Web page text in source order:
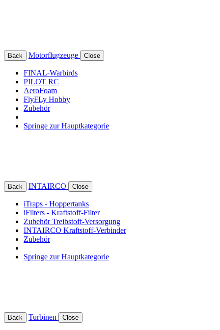
Back Motorflugzeuge Close
FINAL-Warbirds
PILOT RC
AeroFoam
FlyFLy Hobby
Zubehör
Springe zur Hauptkategorie
Back INTAIRCO Close
iTraps - Hoppertanks
iFilters - Kraftstoff-Filter
Zubehör Treibstoff-Versorgung
INTAIRCO Kraftstoff-Verbinder
Zubehör
Springe zur Hauptkategorie
Back Turbinen Close